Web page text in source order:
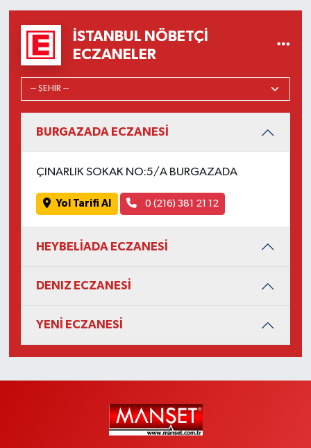
İSTANBUL NÖBETÇI
ECZANELER
BURGAZADA ECZANESİ
ÇINARLIK SOKAK NO:5/A BURGAZADA
Yol Tarifi Al 0 (216) 381 21 12
HEYBELİADA ECZANESİ
DENIZ ECZANESİ
YENİ ECZANESİ